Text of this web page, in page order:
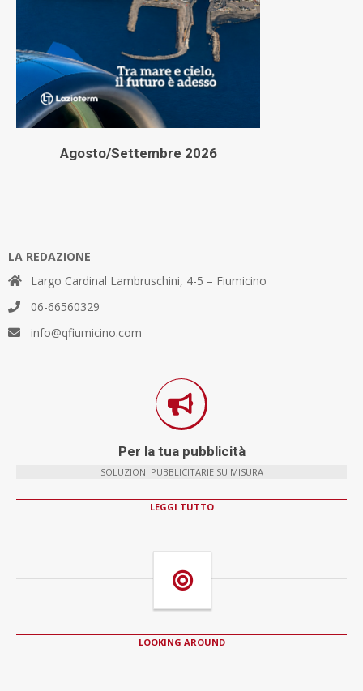
Agosto/Settembre 2026
LA REDAZIONE
Largo Cardinal Lambruschini, 4-5 – Fiumicino
06-66560329
info@qfiumicino.com
Per la tua pubblicità
SOLUZIONI PUBBLICITARIE SU MISURA
LEGGI TUTTO
LOOKING AROUND